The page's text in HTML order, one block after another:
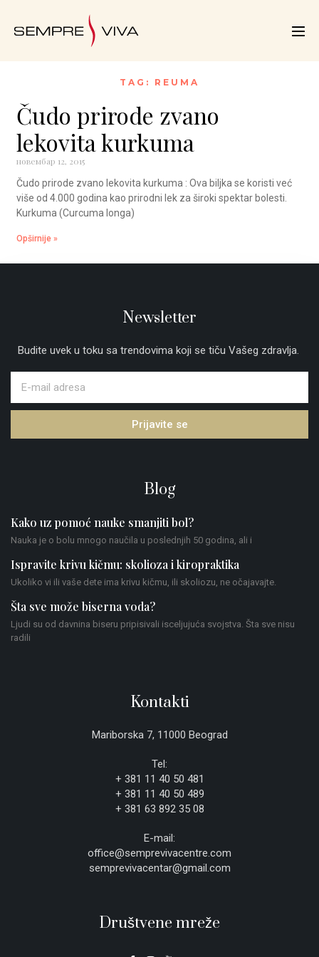
TAG: REUMA
Čudo prirode zvano
lekovita kurkuma
новембар 12, 2015
Čudo prirode zvano lekovita kurkuma : Ova biljka se koristi već
više od 4.000 godina kao prirodni lek za široki spektar bolesti.
Kurkuma (Curcuma longa)
Opširnije »
Newsletter
Budite uvek u toku sa trendovima koji se tiču Vašeg zdravlja.
Prijavite se
Blog
Kako uz pomoć nauke smanjiti bol?
Nauka je o bolu mnogo naučila u poslednjih 50 godina, ali i
Ispravite krivu kičmu: skolioza i kiropraktika
Ukoliko vi ili vaše dete ima krivu kičmu, ili skoliozu, ne očajavajte.
Šta sve može biserna voda?
Ljudi su od davnina biseru pripisivali isceljujuća svojstva. Šta sve nisu
radili
Kontakti
Mariborska 7, 11000 Beograd
Tel:
+ 381 11 40 50 481
+ 381 11 40 50 489
+ 381 63 892 35 08
E-mail:
office@semprevivacentre.com
semprevivacentar@gmail.com
Društvene mreže